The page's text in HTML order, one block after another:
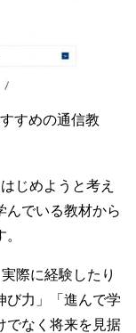
すめの通信教
じめようと考え
んでいる教材から
際に経験したり
び力」「進んで学
でなく将来を見据